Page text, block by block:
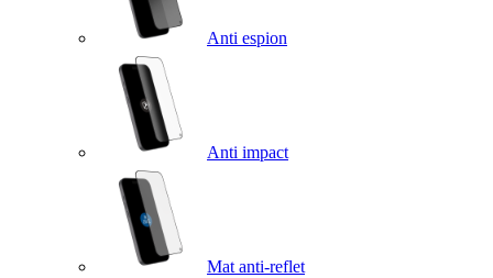
Anti espion
Anti impact
Mat anti-reflet